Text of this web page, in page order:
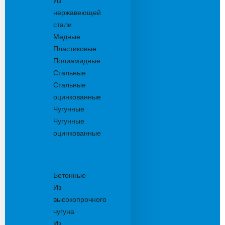
нержавеющей
стали
Медные
Пластиковые
Полиамидные
Стальные
Стальные
оцинкованные
Чугунные
Чугунные
оцинкованные
Бетонные
Из
высокопрочного
чугуна